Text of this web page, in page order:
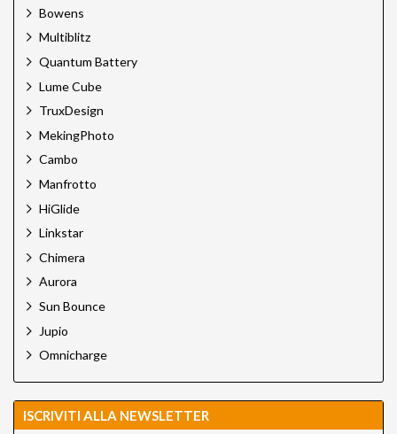
Bowens
Multiblitz
Quantum Battery
Lume Cube
TruxDesign
MekingPhoto
Cambo
Manfrotto
HiGlide
Linkstar
Chimera
Aurora
Sun Bounce
Jupio
Omnicharge
ISCRIVITI ALLA NEWSLETTER